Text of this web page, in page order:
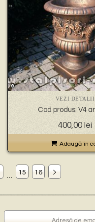
VEZI DETALII
Cod produs: V4
400,00 lei
Adaugă în
15 16